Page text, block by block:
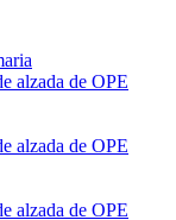
alzada de OPE
alzada de OPE
alzada de OPE